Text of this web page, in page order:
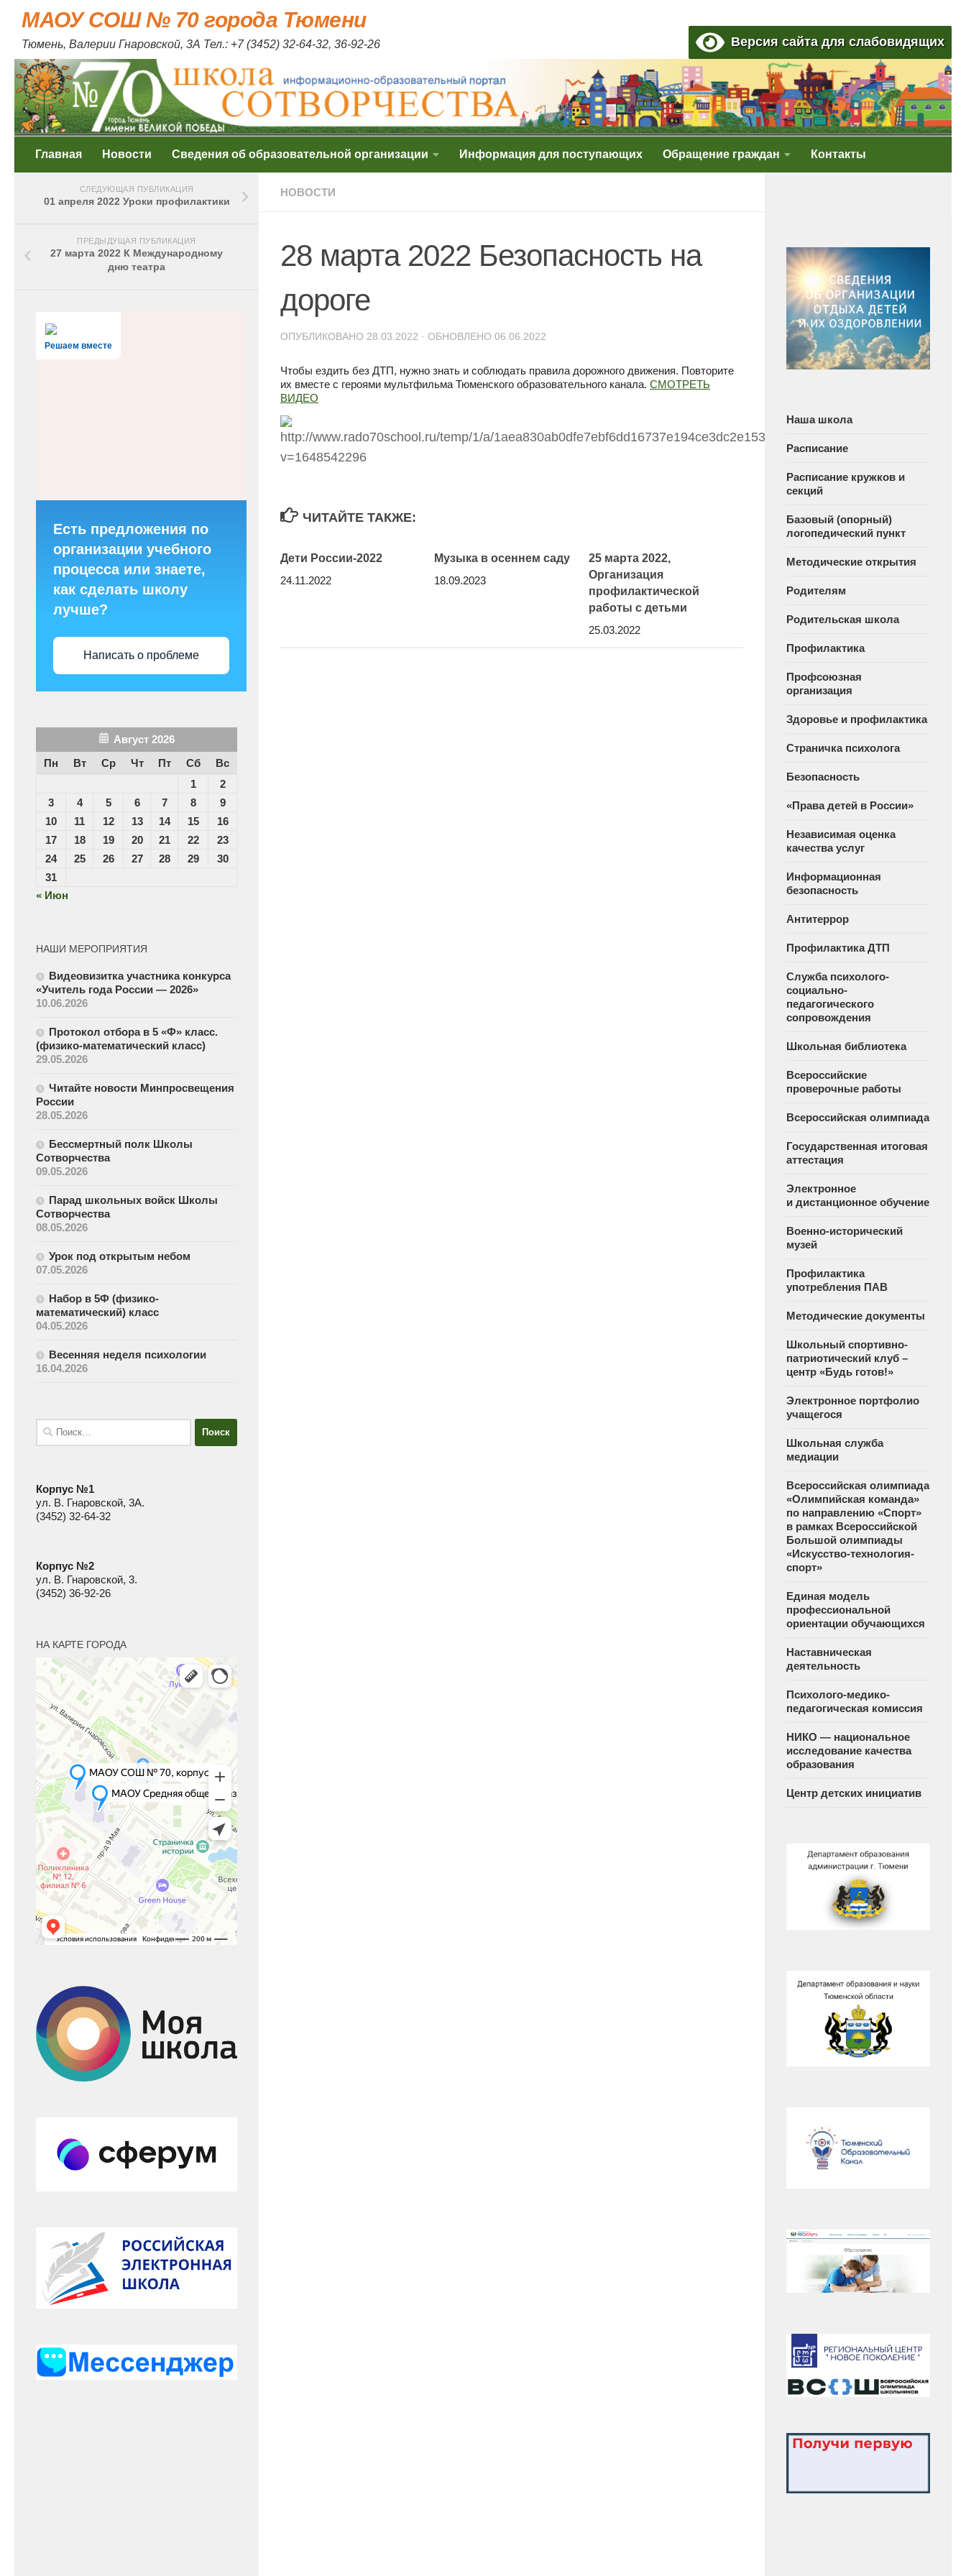
Skip to content
МАОУ СОШ № 70 города Тюмени
Тюмень, Валерии Гнаровской, 3А Тел.: +7 (3452) 32-64-32, 36-92-26 Версия сайта для слабовидящих
Главная Новости Сведения об образовательной организации Информация для поступающих Обращение граждан Контакты
НОВОСТИ
28 марта 2022 Безопасность на
дороге
ОПУБЛИКОВАНО 28.03.2022 · ОБНОВЛЕНО 06.06.2022
Чтобы ездить без ДТП, нужно знать и соблюдать правила дорожного движения. Повторите
их вместе с героями мультфильма Тюменского образовательного канала. СМОТРЕТЬ
ВИДЕО
ЧИТАЙТЕ ТАКЖЕ:
Дети России-2022
24.11.2022
Музыка в осеннем саду
18.09.2023
25 марта 2022,
Организация
профилактической
работы с детьми
25.03.2022
СЛЕДУЮЩАЯ ПУБЛИКАЦИЯ
01 апреля 2022 Уроки профилактики
ПРЕДЫДУЩАЯ ПУБЛИКАЦИЯ
27 марта 2022 К Международному
дню театра
Решаем вместе
Есть предложения по
организации учебного
процесса или знаете,
как сделать школу
лучше?
Написать о проблеме
Август 2026
Пн
Вт Ср Чт Пт Сб
Вс
1
2
3
4 5 6 7 8
9
10
11 12 13 14 15
16
17
18 19 20 21 22
23
24
25 26 27 28 29
30
31
« Июн
НАШИ МЕРОПРИЯТИЯ
Видеовизитка участника конкурса
«Учитель года России — 2026»
10.06.2026
Протокол отбора в 5 «Ф» класс.
(физико-математический класс)
29.05.2026
Читайте новости Минпросвещения
России
28.05.2026
Бессмертный полк Школы
Сотворчества
09.05.2026
Парад школьных войск Школы
Сотворчества
08.05.2026
Урок под открытым небом
07.05.2026
Набор в 5Ф (физико-
математический) класс
04.05.2026
Весенняя неделя психологии
16.04.2026
Найти:
Корпус №1
ул. В. Гнаровской, 3А.
(3452) 32-64-32
Корпус №2
ул. В. Гнаровской, 3.
(3452) 36-92-26
НА КАРТЕ ГОРОДА
Наша школа
Расписание
Расписание кружков и
секций
Базовый (опорный)
логопедический пункт
Методические открытия
Родителям
Родительская школа
Профилактика
Профсоюзная
организация
Здоровье и профилактика
Страничка психолога
Безопасность
«Права детей в России»
Независимая оценка
качества услуг
Информационная
безопасность
Антитеррор
Профилактика ДТП
Служба психолого-
социально-
педагогического
сопровождения
Школьная библиотека
Всероссийские
проверочные работы
Всероссийская олимпиада
Государственная итоговая
аттестация
Электронное
и дистанционное обучение
Военно-исторический
музей
Профилактика
употребления ПАВ
Методические документы
Школьный спортивно-
патриотический клуб –
центр «Будь готов!»
Электронное портфолио
учащегося
Школьная служба
медиации
Всероссийская олимпиада
«Олимпийская команда»
по направлению «Спорт»
в рамках Всероссийской
Большой олимпиады
«Искусство-технология-
спорт»
Единая модель
профессиональной
ориентации обучающихся
Наставническая
деятельность
Психолого-медико-
педагогическая комиссия
НИКО — национальное
исследование качества
образования
Центр детских инициатив